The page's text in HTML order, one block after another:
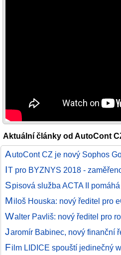
Aktuální články od AutoCont
AutoCont CZ je nový Sophos
IT pro BYZNYS 2018 -
Spisová služba ACTA II
Miloš Houska: nový ředitel pro
Walter Pavliš: nový ředitel pro
Jaromír Babinec, nový finanční
Film LIDICE spouští jedinečný